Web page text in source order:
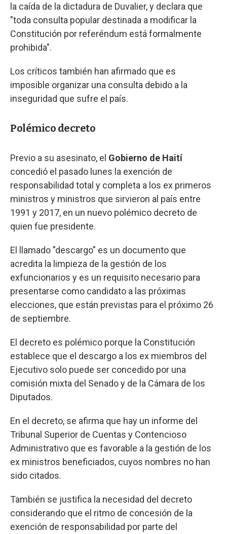
la caída de la dictadura de Duvalier, y declara que
"toda consulta popular destinada a modificar la
Constitución por referéndum está formalmente
prohibida".
Los críticos también han afirmado que es
imposible organizar una consulta debido a la
inseguridad que sufre el país.
Polémico decreto
Previo a su asesinato, el Gobierno de Haití
concedió el pasado lunes la exención de
responsabilidad total y completa a los ex primeros
ministros y ministros que sirvieron al país entre
1991 y 2017, en un nuevo polémico decreto de
quien fue presidente.
El llamado "descargo" es un documento que
acredita la limpieza de la gestión de los
exfuncionarios y es un requisito necesario para
presentarse como candidato a las próximas
elecciones, que están previstas para el próximo 26
de septiembre.
El decreto es polémico porque la Constitución
establece que el descargo a los ex miembros del
Ejecutivo solo puede ser concedido por una
comisión mixta del Senado y de la Cámara de los
Diputados.
En el decreto, se afirma que hay un informe del
Tribunal Superior de Cuentas y Contencioso
Administrativo que es favorable a la gestión de los
ex ministros beneficiados, cuyos nombres no han
sido citados.
También se justifica la necesidad del decreto
considerando que el ritmo de concesión de la
exención de responsabilidad por parte del